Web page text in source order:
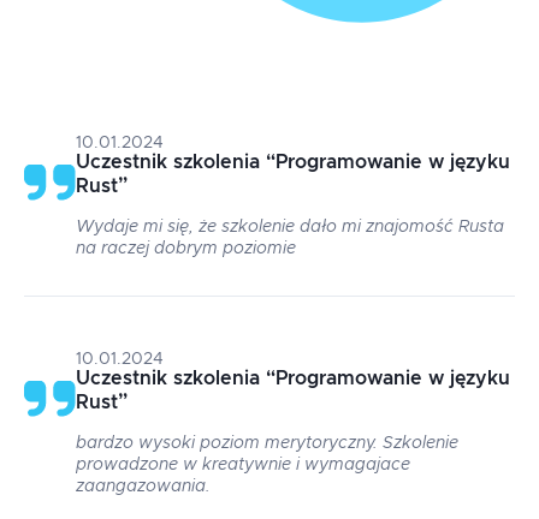
10.01.2024
Uczestnik szkolenia “Programowanie w języku
Rust”
Wydaje mi się, że szkolenie dało mi znajomość Rusta
na raczej dobrym poziomie
10.01.2024
Uczestnik szkolenia “Programowanie w języku
Rust”
bardzo wysoki poziom merytoryczny. Szkolenie
prowadzone w kreatywnie i wymagajace
zaangazowania.